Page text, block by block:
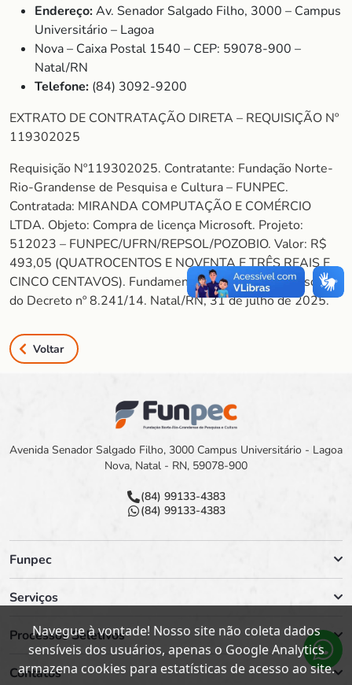
Endereço:Av. Senador Salgado Filho, 3000 – Campus
Universitário – Lagoa
Nova – Caixa Postal 1540 – CEP: 59078-900 –
Natal/RN
Telefone: (84) 3092-9200
EXTRATO DE CONTRATAÇÃO DIRETA – REQUISIÇÃO Nº
119302025
Requisição Nº119302025. Contratante: Fundação Norte-
Rio-Grandense de Pesquisa e Cultura – FUNPEC.
Contratada: MIRANDA COMPUTAÇÃO E COMÉRCIO
LTDA. Objeto: Compra de licença Microsoft. Projeto:
512023 – FUNPEC/UFRN/REPSOL/POZOBIO. Valor: R$
493,05 (QUATROCENTOS E NOVENTA E TRÊS REAIS E
CINCO CENTAVOS). Fundamento legal: Art. 26, Inciso II
do Decreto nº 8.241/14. Natal/RN, 31 de julho de 2025.
Voltar
Avenida Senador Salgado Filho, 3000 Campus Universitário - Lagoa
Nova, Natal - RN, 59078-900
(84) 99133-4383
(84) 99133-4383
Funpec
Serviços
Processos Seletivos
Contatos
Navegue à vontade! Nosso site não coleta dados
sensíveis dos usuários, apenas o Google Analytics
armazena cookies para estatísticas de acesso ao site.